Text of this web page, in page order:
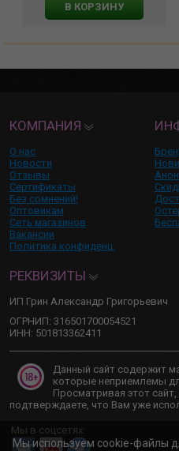
В КОРЗИНУ
КОМПАНИЯ
О нас
Новости
Отзывы
Сертификаты
Без сомнений!
Оптовикам
Сеть магазинов
Вакансии
Политика конфиденц.
РЕКВИЗИТЫ
ИП Грин Александр Григорьевич
ОГРНИП: 316501700054521
ИНН: 501813362411
Данный сайт содержит
которые неприемлемы
Просматривая этот
подтверждаете, что Вам уже
Мы в соцсетях:
Мы используем cookie-файлы